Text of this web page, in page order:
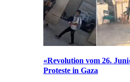
«Revolution vom 26.
Proteste in Gaza